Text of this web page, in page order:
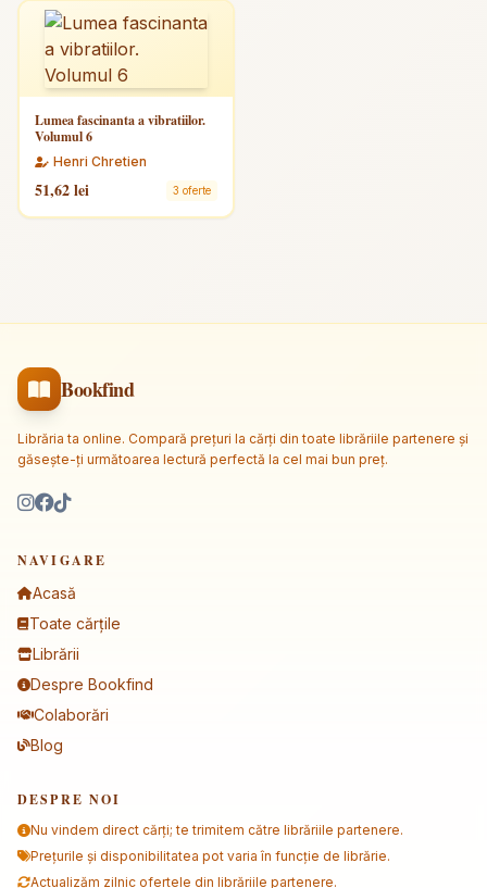
Lumea fascinanta a vibratiilor.
Volumul 6
Henri Chretien
51,62 lei 3 oferte
Bookfind
Librăria ta online. Compară prețuri la cărți din toate librăriile partenere și
găsește-ți următoarea lectură perfectă la cel mai bun preț.
NAVIGARE
Acasă
Toate cărțile
Librării
Despre Bookfind
Colaborări
Blog
DESPRE NOI
Nu vindem direct cărți; te trimitem către librăriile partenere.
Prețurile și disponibilitatea pot varia în funcție de librărie.
Actualizăm zilnic ofertele din librăriile partenere.